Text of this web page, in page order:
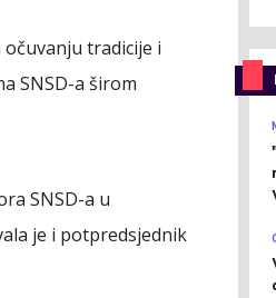
tradicije i
SNSD-a širom
SNSD-a u
je i potpredsjednik